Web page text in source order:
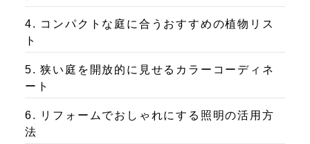
4. コンパクトな庭に合うおすすめの植物リス
ト
5. 狭い庭を開放的に見せるカラーコーディネ
ート
6. リフォームでおしゃれにする照明の活用方
法